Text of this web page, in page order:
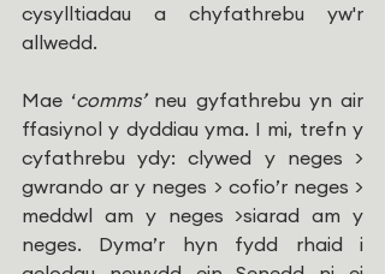
cysylltiadau a chyfathrebu yw'r
allwedd.
Mae ‘comms’ neu gyfathrebu yn air
ffasiynol y dyddiau yma. I mi, trefn y
cyfathrebu ydy: clywed y neges >
gwrando ar y neges > cofio’r neges >
meddwl am y neges >siarad am y
neges. Dyma’r hyn fydd rhaid i